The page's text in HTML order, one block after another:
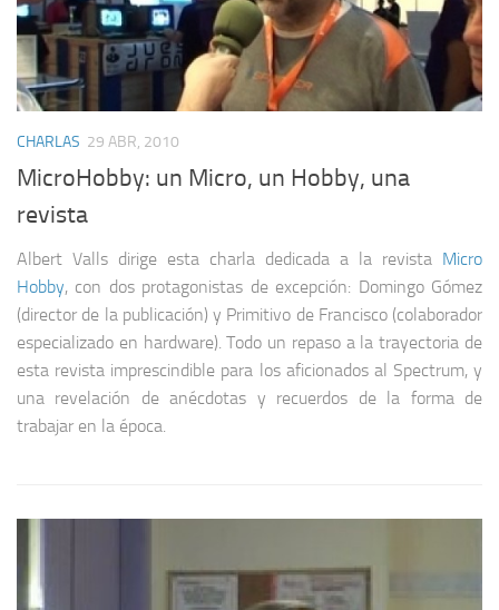
CHARLAS 29 ABR, 2010
MicroHobby: un Micro, un Hobby, una
revista
Albert Valls dirige esta charla dedicada a la revista Micro
Hobby, con dos protagonistas de excepción: Domingo Gómez
(director de la publicación) y Primitivo de Francisco (colaborador
especializado en hardware). Todo un repaso a la trayectoria de
esta revista imprescindible para los aficionados al Spectrum, y
una revelación de anécdotas y recuerdos de la forma de
trabajar en la época.